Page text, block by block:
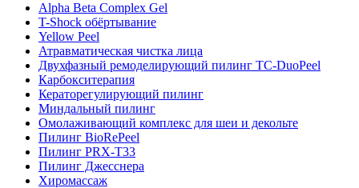
Alpha Beta Complex Gel
T-Shock обёртывание
Yellow Peel
Атравматическая чистка лица
Двухфазный ремоделирующий пилинг TC-DuoPeel
Карбокситерапия
Кераторегулирующий пилинг
Миндальный пилинг
Омолаживающий комплекс для шеи и декольте
Пилинг BioRePeel
Пилинг PRX-T33
Пилинг Джесснера
Хиромассаж